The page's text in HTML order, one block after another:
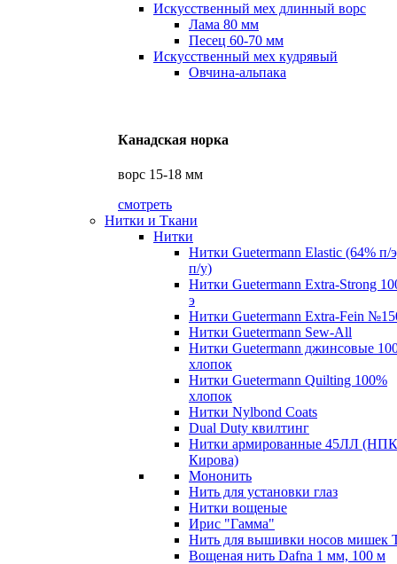
Искусственный мех длинный ворс
Лама 80 мм
Песец 60-70 мм
Искусственный мех кудрявый
Овчина-альпака
Канадская норка
ворс 15-18 мм
смотреть
Нитки и Ткани
Нитки
Нитки Guetermann Elastic (64% п/
п/у)
Нитки Guetermann Extra-Strong
э
Нитки Guetermann Extra-Fein
Нитки Guetermann Sew-All
Нитки Guetermann джинсовые
хлопок
Нитки Guetermann Quilting 100%
хлопок
Нитки Nylbond Coats
Dual Duty квилтинг
Нитки армированные 45ЛЛ
Кирова)
Мононить
Нить для установки глаз
Нитки вощеные
Ирис "Гамма"
Нить для вышивки носов мишек
Вощеная нить Dafna 1 мм, 100 м